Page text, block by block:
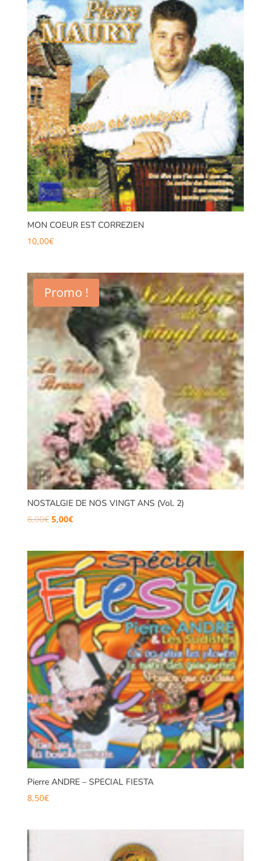
MON COEUR EST CORREZIEN
10,00€
Promo !
NOSTALGIE DE NOS VINGT ANS (Vol. 2)
8,00€ Le
était :
8,00€.
5,00€Le
est :
5,00€.
Pierre ANDRE – SPECIAL FIESTA
8,50€